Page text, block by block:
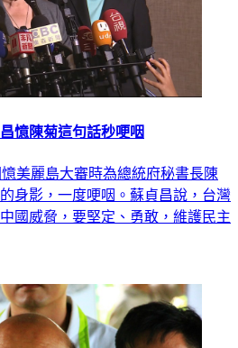
憶陳菊這句話秒哽咽
美麗島大審時為總統府秘書長陳
身影，一度哽咽。蘇貞昌說，台灣
國威脅，要堅定、勇敢，維護民主